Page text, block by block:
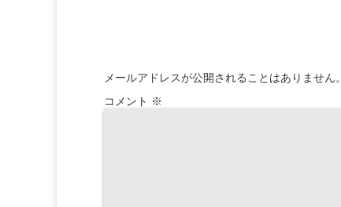
メールアドレスが公開されることはありません。
コメント ※